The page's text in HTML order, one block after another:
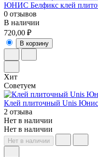
ЮНИС Белфикс клей
0 отзывов
В наличии
720,00 ₽
В корзину
Хит
Советуем
Клей плиточный Unis
2 отзыва
Нет в наличии
Нет в наличии
Нет в наличии